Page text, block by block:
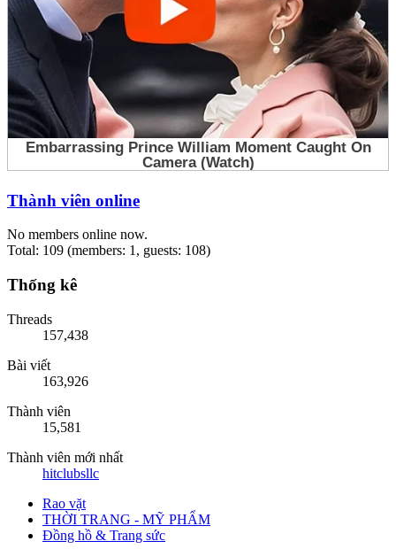
Thành viên online
No members online now.
Total: 109 (members: 1, guests: 108)
Thống kê
Threads
157,438
Bài viết
163,926
Thành viên
15,581
Thành viên mới nhất
hitclubsllc
Rao vặt
THỜI TRANG - MỸ PHẨM
Đồng hồ & Trang sức